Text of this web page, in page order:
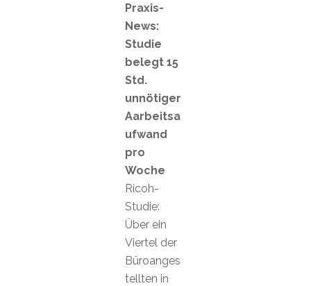
Praxis-
News:
Studie
belegt 15
Std.
unnötiger
Aarbeitsa
ufwand
pro
Woche
Ricoh-
Studie:
Über ein
Viertel der
Büroanges
tellten in